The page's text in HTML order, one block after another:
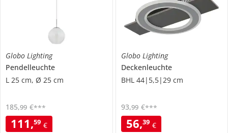
Globo Lighting
Pendelleuchte
L 25 cm, Ø 25 cm
111,59 €
185,99 €***
Globo Lighting
Deckenleuchte
BHL 44|5,5|29 cm
56,39 €
93,99 €***